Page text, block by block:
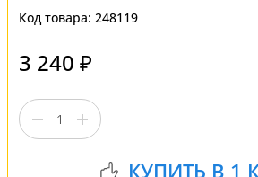
Код товара: 248119
3 240 ₽